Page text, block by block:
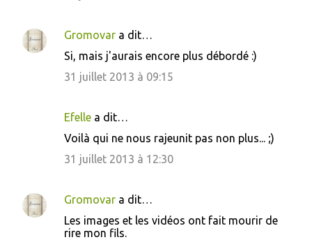
e
Gromovar a dit…
Si, mais j'aurais encore plus débordé :)
31 juillet 2013 à 09:15
Efelle a dit…
Voilà qui ne nous rajeunit pas non plus... ;)
31 juillet 2013 à 12:30
Gromovar a dit…
Les images et les vidéos ont fait mourir de
rire mon fils.